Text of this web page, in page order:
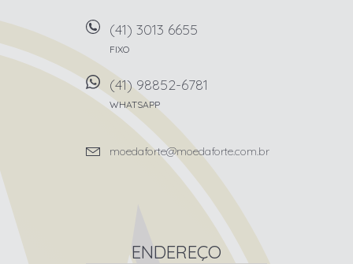
(41) 3013 6655
FIXO
(41) 98852-6781
WHATSAPP
moedaforte@moedaforte.com.br
ENDEREÇO